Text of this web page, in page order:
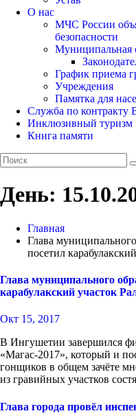
О нас
МЧС России
безопасности
Муниципальная
График приема
Учреждения
Памятка для
Служба по
Инклюзивный туризм
Книга памяти
День:
Главная
Глава
посетил
Глава муниципального
карабулакский участок
Окт 15, 2017
В Ингушетии завершился
«Магас-2017», который и
гонщиков в общем зачёте
из гравийных участков
Глава города провёл